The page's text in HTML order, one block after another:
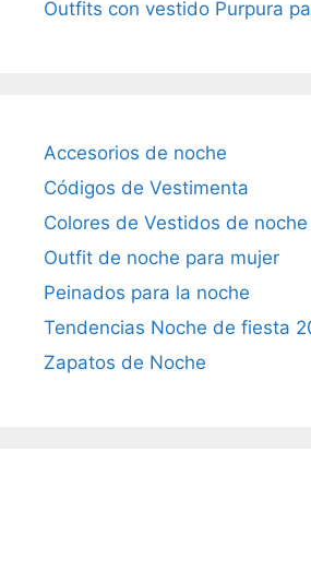
Outfits con vestido Purpura
Accesorios de noche
Códigos de Vestimenta
Colores de Vestidos de noche
Outfit de noche para mujer
Peinados para la noche
Tendencias Noche de fiesta
Zapatos de Noche